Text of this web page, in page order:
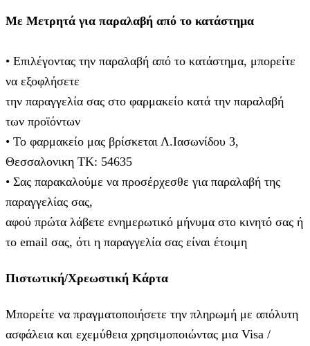
Με Μετρητά για παραλαβή από το κατάστημα
• Επιλέγοντας την παραλαβή από το κατάστημα, μπορείτε
να εξοφλήσετε
την παραγγελία σας στο φαρμακείο κατά την παραλαβή
των προϊόντων
• Το φαρμακείο μας βρίσκεται Λ.Ιασωνίδου 3,
Θεσσαλονικη ΤΚ: 54635
• Σας παρακαλούμε να προσέρχεσθε για παραλαβή της
παραγγελίας σας,
αφού πρώτα λάβετε ενημερωτικό μήνυμα στο κινητό σας ή
το email σας, ότι η παραγγελία σας είναι έτοιμη
Πιστωτική/Χρεωστική Κάρτα
Μπορείτε να πραγματοποιήσετε την πληρωμή με απόλυτη
ασφάλεια και εχεμύθεια χρησιμοποιώντας μια Visa /